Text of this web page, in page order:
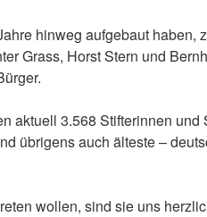
hinweg aufgebaut
Grass, Horst Stern und
aktuell 3.568 Stifterinnen
übrigens auch älteste –
wollen, sind sie uns